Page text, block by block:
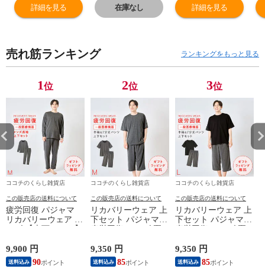
ラー５色】レン
ジ対応 木目調 丸
ート おしゃれ カ
フェ 北欧 食器
れない 軽量 軽い
深め アースカラ
ー お皿 ワンプレ
ート 丸 BPAフリ
ー
詳細を見る
ラー５色】レン
ジ対応 木目調 丸
ート おしゃれ カ
フェ 北欧 食器
れない 軽量 軽い
深め アースカラ
ー お皿 ワンプレ
ート 丸 BPAフリ
ー
在庫なし
ラー５色】レン
ジ対応 木目調 丸
ート おしゃれ カ
フェ 北欧 食器
れない 軽量 軽い
深め アースカラ
ー お皿 ワンプレ
ート 丸 BPAフリ
ー
詳細を見る
ー
売れ筋ランキング ランキングをもっと見る
1位
ココチのくらし雑貨店
この販売店の送料について
疲労回復 パジャマ
リカバリーウェア メ
れが取れる パジャマ
血行促進 肩こり 腰
痛対策 疲れ 軽減 ル
9,900 円
送料込み 90
2位
ココチのくらし雑貨店
この販売店の送料について
リカバリーウェア 上
下セット パジャマ
ンツ 春夏用【一般医
療機器】部屋着 肩こ
り 冷え性 疲れが取
9,350 円
送料込み 85
3位
ココチのくらし雑貨店
この販売店の送料について
リカバリーウェア 上
下セット パジャマ
ンツ 春夏用【一般医
療機器】部屋着 肩こ
り 冷え性 疲れが取
9,350 円
送料込み 85